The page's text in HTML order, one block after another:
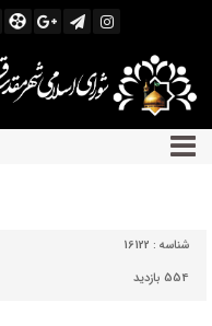
شناسه : 16122
554 بازدید